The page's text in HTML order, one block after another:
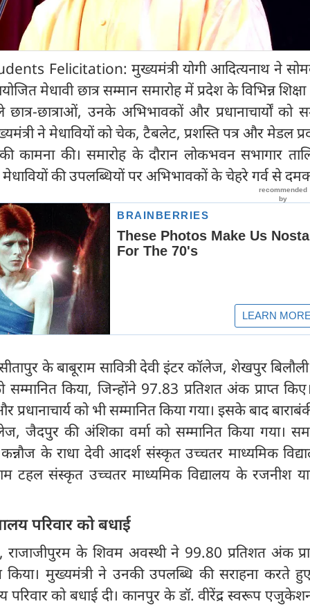
Felicitation: मुख्यमंत्री योगी आदित्यनाथ ने
मेधावी छात्र सम्मान समारोह में प्रदेश के विभिन्न शिक्षा
छात्र-छात्राओं, उनके अभिभावकों और प्रधानाचार्यों को
ने मेधावियों को चेक, टैबलेट, प्रशस्ति पत्र और मेडल
की। समारोह के दौरान लोकभवन सभागार
की उपलब्धियों पर अभिभावकों के चेहरे गर्व से
के बाबूराम सावित्री देवी इंटर कॉलेज, शेखपुर
सम्मानित किया, जिन्होंने 97.83 प्रतिशत अंक प्राप्त
को भी सम्मानित किया गया। इसके बाद
जैदपुर की अंशिका वर्मा को सम्मानित किया गया।
कन्नौज के राधा देवी आदर्श संस्कृत उच्चतर माध्यमिक
टहल संस्कृत उच्चतर माध्यमिक विद्यालय के रजनीश
परिवार को बधाई
के शिवम अवस्थी ने 99.80 प्रतिशत अंक
किया। मुख्यमंत्री ने उनकी उपलब्धि की सराहना करते
परिवार को बधाई दी। कानपुर के डॉ. वीरेंद्र स्वरूप